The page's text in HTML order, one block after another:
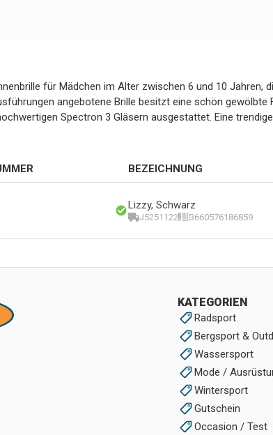
für Mädchen im Alter zwischen 6 und 10 Jahren,
angebotene Brille besitzt eine schön gewölbte
Spectron 3 Gläsern ausgestattet. Eine
BEZEICHNUNG
Lizzy, Schwarz
J5251122 3660576186859
KATEGORIEN
Radsport
Bergsport &
Wassersport
Mode /
Wintersport
Gutschein
Occasion / Test